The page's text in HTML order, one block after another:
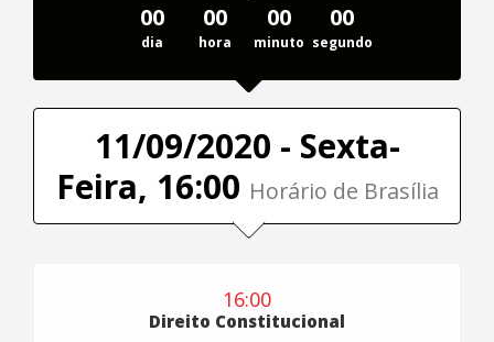
00
dia
00
hora
00
minuto
00
segundo
11/09/2020 - Sexta-
Feira, 16:00 Horário de Brasília
16:00
Direito Constitucional